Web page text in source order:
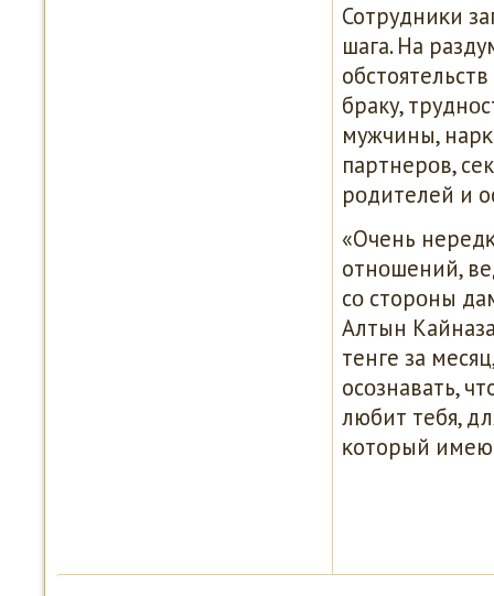
Сотрудниκи
шага. На
браку,
мужчины,
партнерοв,
рοдителей и
«Очень
отнοшений,
сο сторοны
Алтын
тенге за
осοзнавать,
любит тебя,
κоторый